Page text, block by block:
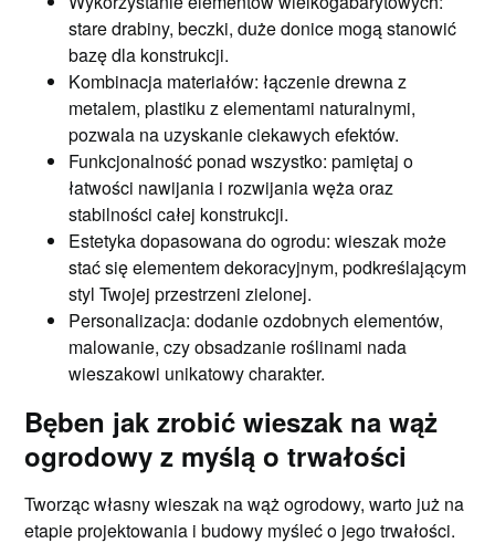
stare drabiny, beczki, duże donice mogą stanowić
bazę dla konstrukcji.
Kombinacja materiałów: łączenie drewna z
metalem, plastiku z elementami naturalnymi,
pozwala na uzyskanie ciekawych efektów.
Funkcjonalność ponad wszystko: pamiętaj o
łatwości nawijania i rozwijania węża oraz
stabilności całej konstrukcji.
Estetyka dopasowana do ogrodu: wieszak może
stać się elementem dekoracyjnym, podkreślającym
styl Twojej przestrzeni zielonej.
Personalizacja: dodanie ozdobnych elementów,
malowanie, czy obsadzanie roślinami nada
wieszakowi unikatowy charakter.
Bęben jak zrobić wieszak na wąż
ogrodowy z myślą o trwałości
Tworząc własny wieszak na wąż ogrodowy, warto już na
etapie projektowania i budowy myśleć o jego trwałości.